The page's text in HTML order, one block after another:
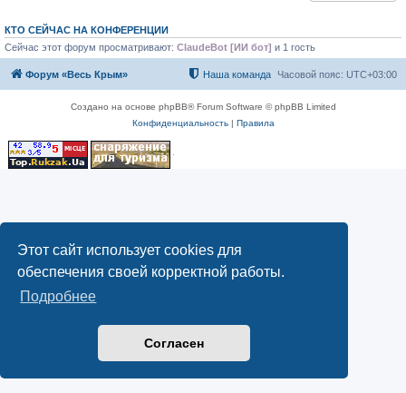
Этот сайт использует cookies для
обеспечения своей корректной работы.
Подробнее
Согласен
КТО СЕЙЧАС НА КОНФЕРЕНЦИИ
Сейчас этот форум просматривают: ClaudeBot [ИИ бот] и 1 гость
Форум «Весь Крым» Часовой пояс: UTC+03:00
Наша команда
Создано на основе phpBB® Forum Software © phpBB Limited
Конфиденциальность| Правила